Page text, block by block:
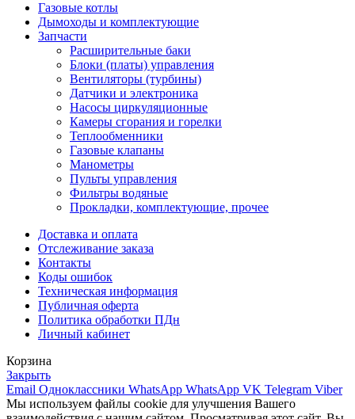
Газовые котлы
Дымоходы и комплектующие
Запчасти
Расширительные баки
Блоки (платы) управления
Вентиляторы (турбины)
Датчики и электроника
Насосы циркуляционные
Камеры сгорания и горелки
Теплообменники
Газовые клапаны
Манометры
Пульты управления
Фильтры водяные
Прокладки, комплектующие, прочее
Доставка и оплата
Отслеживание заказа
Контакты
Коды ошибок
Техническая информация
Публичная оферта
Политика обработки ПДн
Личный кабинет
Корзина
Закрыть
Email Одноклассники WhatsApp WhatsApp VK Telegram Viber
Мы используем файлы cookie для улучшения Вашего